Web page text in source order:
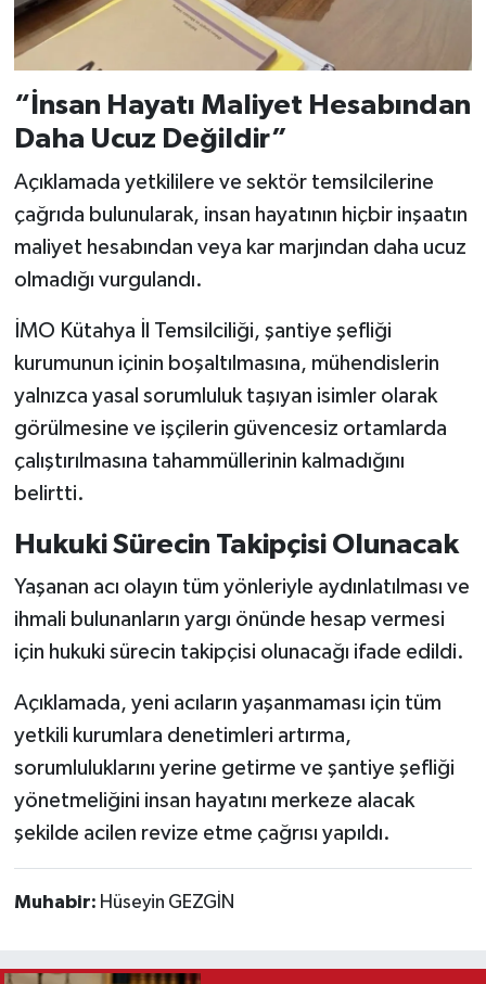
“İnsan Hayatı Maliyet Hesabından
Daha Ucuz Değildir”
Açıklamada yetkililere ve sektör temsilcilerine
çağrıda bulunularak, insan hayatının hiçbir inşaatın
maliyet hesabından veya kar marjından daha ucuz
olmadığı vurgulandı.
İMO Kütahya İl Temsilciliği, şantiye şefliği
kurumunun içinin boşaltılmasına, mühendislerin
yalnızca yasal sorumluluk taşıyan isimler olarak
görülmesine ve işçilerin güvencesiz ortamlarda
çalıştırılmasına tahammüllerinin kalmadığını
belirtti.
Hukuki Sürecin Takipçisi Olunacak
Yaşanan acı olayın tüm yönleriyle aydınlatılması ve
ihmali bulunanların yargı önünde hesap vermesi
için hukuki sürecin takipçisi olunacağı ifade edildi.
Açıklamada, yeni acıların yaşanmaması için tüm
yetkili kurumlara denetimleri artırma,
sorumluluklarını yerine getirme ve şantiye şefliği
yönetmeliğini insan hayatını merkeze alacak
şekilde acilen revize etme çağrısı yapıldı.
Muhabir: Hüseyin GEZGİN